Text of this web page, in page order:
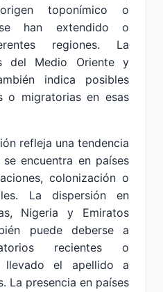
toponímico o
han extendido o
regiones. La
del Medio Oriente y
indica posibles
o migratorias en esas
refleja una tendencia
encuentra en países
colonización o
La dispersión en
Nigeria y Emiratos
puede deberse a
recientes o
llevado el apellido a
La presencia en países